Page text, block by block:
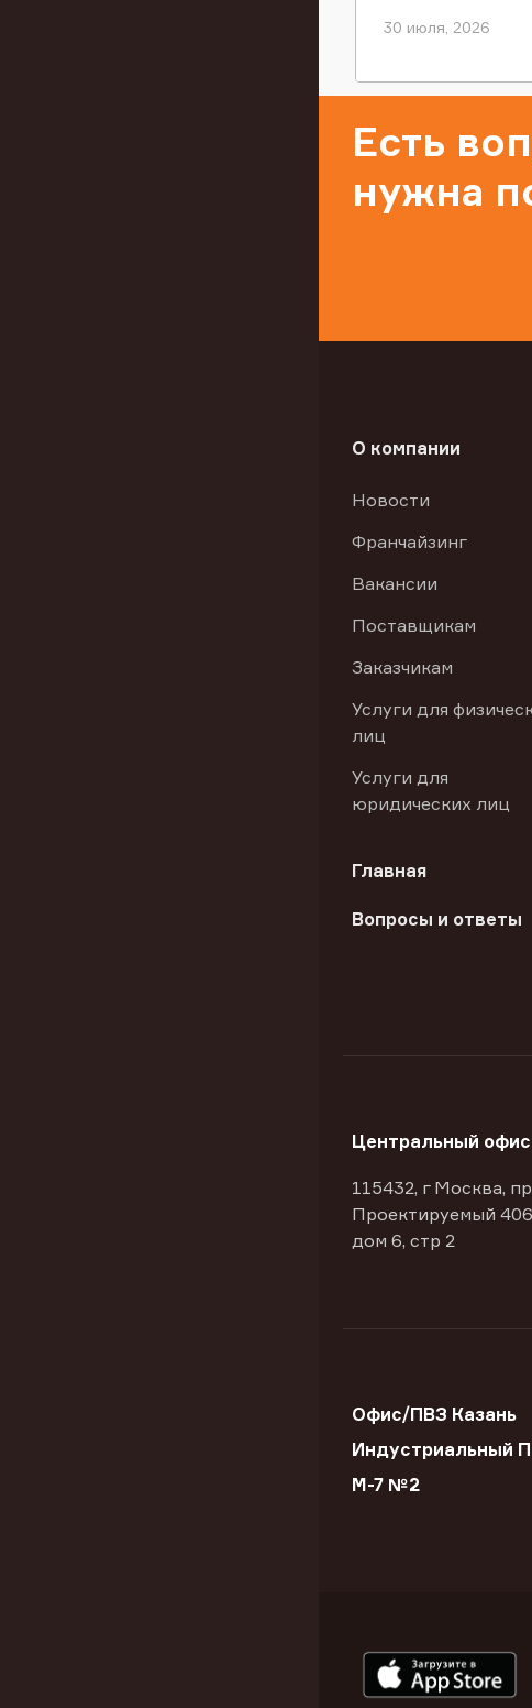
30 июля, 2026
Есть
нужна
О компании
Новости
Франчайзинг
Вакансии
Поставщикам
Заказчикам
Услуги для
лиц
Услуги для
юридических лиц
Главная
Вопросы и ответы
Центральный офис
115432, г Москва,
Проектируемый
дом 6, стр 2
Офис/ПВЗ Казань
Индустриальный
М-7 №2